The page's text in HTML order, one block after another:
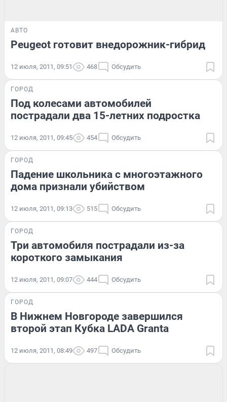
АВТО
Peugeot готовит внедорожник-гибрид
12 июля, 2011, 09:51 468 Обсудить
ГОРОД
Под колесами автомобилей
пострадали два 15-летних подростка
12 июля, 2011, 09:45 454 Обсудить
ГОРОД
Падение школьника с многоэтажного
дома признали убийством
12 июля, 2011, 09:13 515 Обсудить
ГОРОД
Три автомобиля пострадали из-за
короткого замыкания
12 июля, 2011, 09:07 444 Обсудить
ГОРОД
В Нижнем Новгороде завершился
второй этап Кубка LADA Granta
12 июля, 2011, 08:49 497 Обсудить